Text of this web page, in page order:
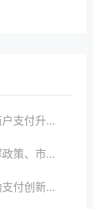
与创新需求
与创新趋势
营效益与效率